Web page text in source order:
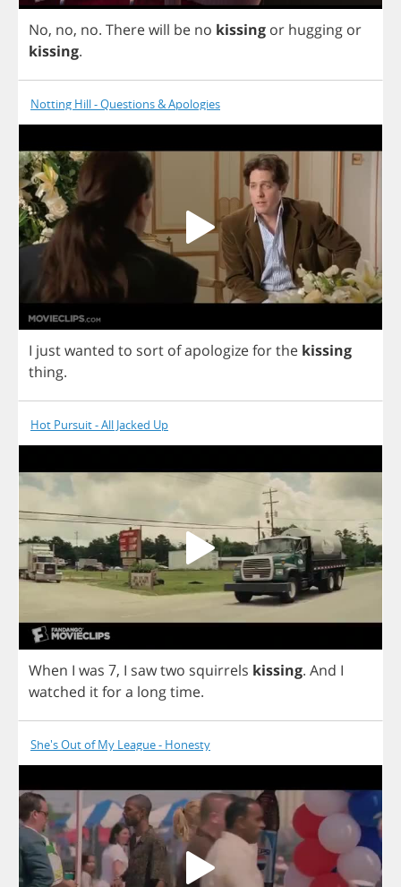
No, no, no. Therewill be no kissing or hugging or
kissing.
Notting Hill - Questions & Apologies
I justwanted to sort ofapologizeforthe kissing
thing.
Hot Pursuit - All Jacked Up
When I was 7, I sawtwo squirrels kissing. And I
watched itfora longtime.
She's Out of My League - Honesty